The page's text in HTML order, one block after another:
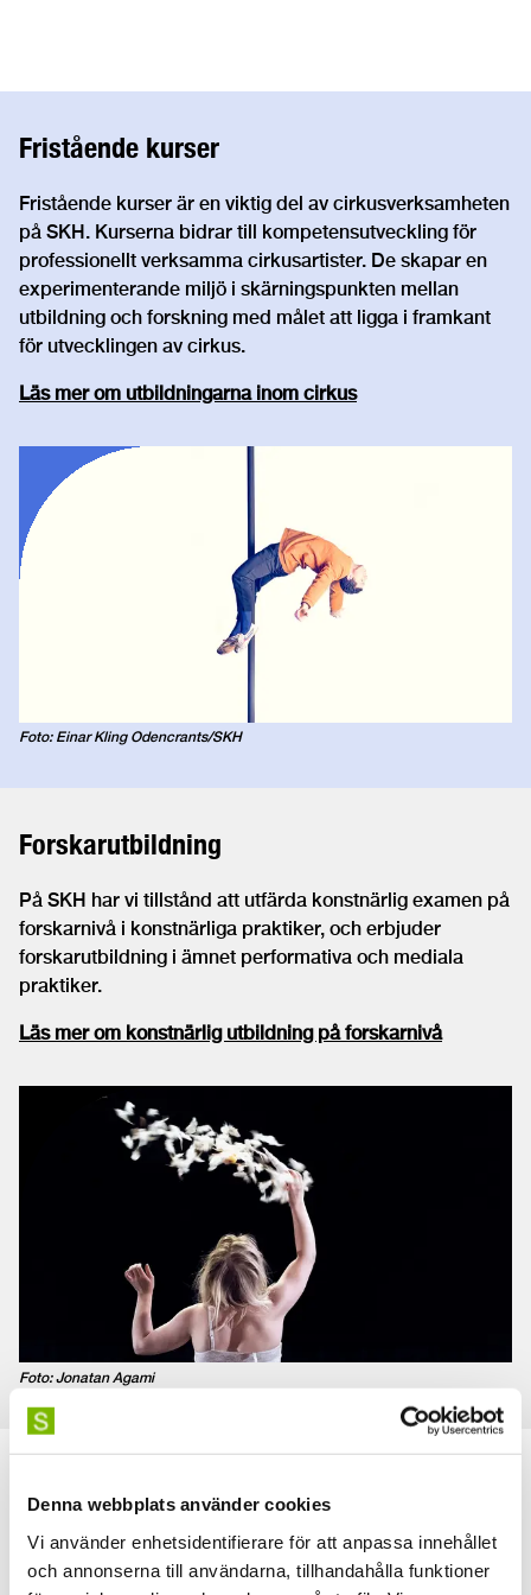
Denna webbplats använder cookies
Vi använder enhetsidentifierare för att anpassa innehållet
och annonserna till användarna, tillhandahålla funktioner
Fristående kurser
Fristående kurser är en viktig del av cirkusverksamheten
på SKH. Kurserna bidrar till kompetensutveckling för
professionellt verksamma cirkusartister. De skapar en
experimenterande miljö i skärningspunkten mellan
utbildning och forskning med målet att ligga i framkant
för utvecklingen av cirkus.
Läs mer om utbildningarna inom cirkus
Foto: Einar Kling Odencrants/SKH
Forskarutbildning
På SKH har vi tillstånd att utfärda konstnärlig examen på
forskarnivå i konstnärliga praktiker, och erbjuder
forskarutbildning i ämnet performativa och mediala
praktiker.
Läs mer om konstnärlig utbildning på forskarnivå
Foto: Jonatan Agami
Några studentröster